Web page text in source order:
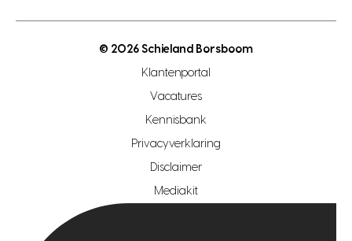
open woningwaarde dag
makelaar regio zoetermeer
hypotheekshop regio den haag
hypotheekshop regio rotterdam
© 2026 Schieland Borsboom
Klantenportal
Vacatures
Kennisbank
Privacyverklaring
Disclaimer
Mediakit